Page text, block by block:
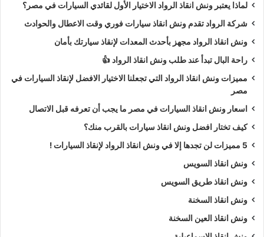
لماذا يعتبر ونش انقاذ الرواد الاختيار الأول لقائدي السيارات في مصر؟
شركة الرواد تقدم ونش انقاذ سيارات فوري وقت الاعطال والحوادث
ونش انقاذ الرواد مجهز بأحدث المعدات لإنقاذ سيارتك بأمان
راحة البال تبدأ عند طلب ونش انقاذ الرواد 👍
مميزات ونش انقاذ الرواد التي تجعلنا الاختيار الافضل لإنقاذ السيارات في
مصر
اسعار ونش انقاذ السيارات في مصر ما يجب أن تعرفه قبل الاتصال
كيف تختار افضل ونش انقاذ سيارات بالقرب منك؟
5 مميزات لن تجدها إلا في ونش انقاذ الرواد لإنقاذ السيارات !
ونش انقاذ السويس
ونش انقاذ طريق السويس
ونش انقاذ السخنة
ونش انقاذ العين السخنة